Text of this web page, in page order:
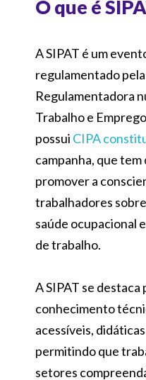
O que é
A SIPAT é um
regulamentado pela
Regulamentadora
Trabalho e
possui CIPA
campanha, que
promover a
trabalhadores sobre
saúde ocupacional
de trabalho.
A SIPAT se
conhecimento
acessíveis,
permitindo que
setores